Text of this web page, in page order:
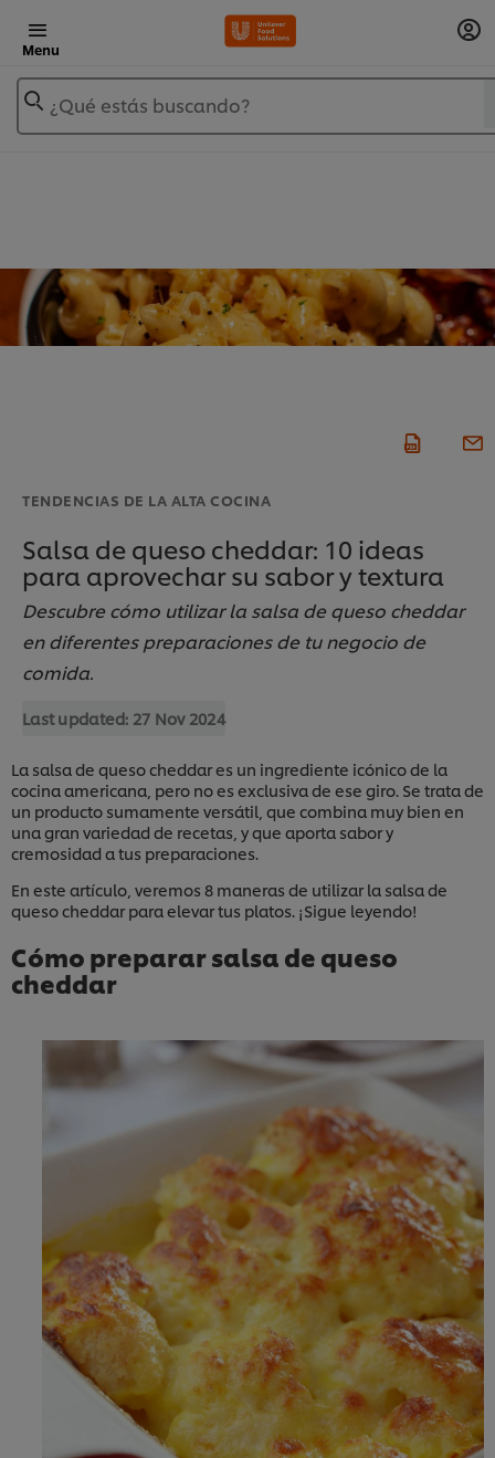
Menu
¿Qué estás buscando?
TENDENCIAS DE LA ALTA COCINA
Salsa de queso cheddar: 10 ideas
para aprovechar su sabor y textura
Descubre cómo utilizar la salsa de queso cheddar
en diferentes preparaciones de tu negocio de
comida.
Last updated: 27 Nov 2024
La salsa de queso cheddar es un ingrediente icónico de la
cocina americana, pero no es exclusiva de ese giro. Se trata de
un producto sumamente versátil, que combina muy bien en
una gran variedad de recetas, y que aporta sabor y
cremosidad a tus preparaciones.
En este artículo, veremos 8 maneras de utilizar la salsa de
queso cheddar para elevar tus platos. ¡Sigue leyendo!
Cómo preparar salsa de queso
cheddar